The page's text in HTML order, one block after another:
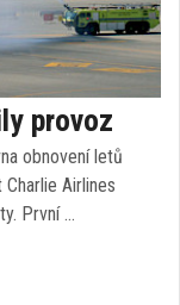
provoz
obnovení letů
Airlines
První …